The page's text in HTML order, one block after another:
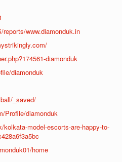
www.diamonduk.in
diamonduk
diamonduk
_saved/
Profile/diamonduk
model-escorts-are-happy-to-
home